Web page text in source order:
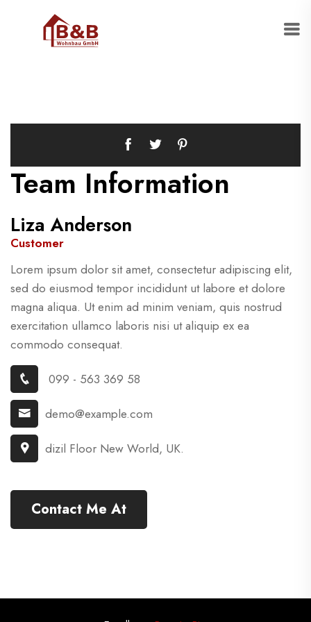
Team Information
Liza Anderson
Customer
Lorem ipsum dolor sit amet, consectetur adipiscing elit,
sed do eiusmod tempor incididunt ut labore et dolore
magna aliqua. Ut enim ad minim veniam, quis nostrud
exercitation ullamco laboris nisi ut aliquip ex ea
commodo consequat.
099 - 563 369 58
demo@example.com
dizil Floor New World, UK.
Contact Me At